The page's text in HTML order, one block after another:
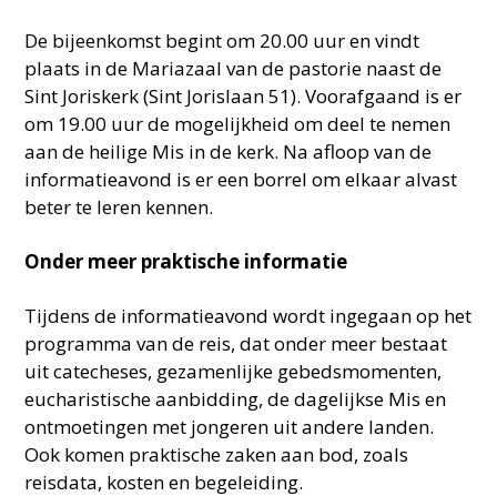
De bijeenkomst begint om 20.00 uur en vindt
plaats in de Mariazaal van de pastorie naast de
Sint Joriskerk (Sint Jorislaan 51). Voorafgaand is er
om 19.00 uur de mogelijkheid om deel te nemen
aan de heilige Mis in de kerk. Na afloop van de
informatieavond is er een borrel om elkaar alvast
beter te leren kennen.
Onder meer praktische informatie
Tijdens de informatieavond wordt ingegaan op het
programma van de reis, dat onder meer bestaat
uit catecheses, gezamenlijke gebedsmomenten,
eucharistische aanbidding, de dagelijkse Mis en
ontmoetingen met jongeren uit andere landen.
Ook komen praktische zaken aan bod, zoals
reisdata, kosten en begeleiding.